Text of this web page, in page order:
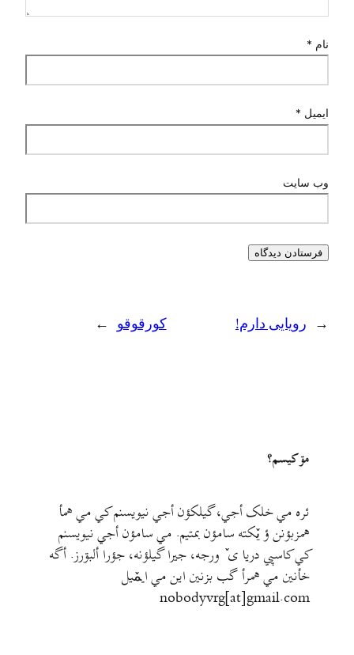
نام *
ایمیل *
وب‌ سایت
← رویایی دارم! کورقوقو →
مۊ کيسم؟
ئره مي خلک أجي، گيلکؤن أجي نيويسنم کي مي همأ
همزبؤنن ؤ يٚکته سامؤن بمتيم. مي سامؤن أجي نيويسنم
کي کاسپي دريا ی ٚ ورجه، جيرا گيلؤنه، جؤرا ألبۊرز. أگه
خأنين مي همرأ گب بزنين اين مي ايمٚیل‌ ‌
nobodyvrg[at]gmail.com